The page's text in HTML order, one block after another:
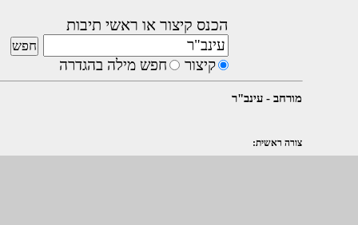
הכנס קיצור או ראשי תיבות
קיצור חפש מילה בהגדרה
מורחב - עינב"ר
צורה ראשית: